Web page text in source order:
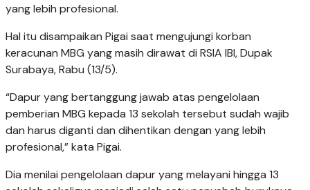
yang lebih profesional.
Hal itu disampaikan Pigai saat mengujungi korban
keracunan MBG yang masih dirawat di RSIA IBI, Dupak
Surabaya, Rabu (13/5).
“Dapur yang bertanggung jawab atas pengelolaan
pemberian MBG kepada 13 sekolah tersebut sudah wajib
dan harus diganti dan dihentikan dengan yang lebih
profesional,” kata Pigai.
Dia menilai pengelolaan dapur yang melayani hingga 13